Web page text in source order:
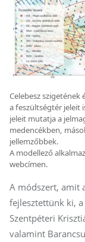
Celebesz szigetének
a feszültségtér jeleit
jeleit mutatja a
medencékben,
jellemzőbbek.
A modellező
webcímen.
A módszert, amit
fejlesztettünk ki,
Szentpéteri
valamint